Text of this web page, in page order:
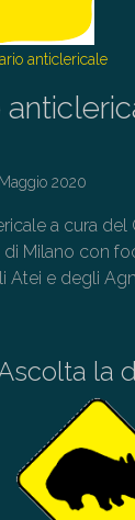
anticlericale
2020
a cura del
Milano con
Atei e degli
la